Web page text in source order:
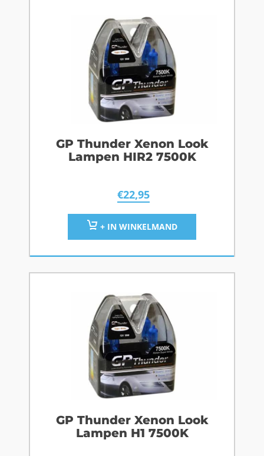
GP Thunder Xenon Look
Lampen HIR2 7500K
€22,95
+ IN WINKELMAND
GP Thunder Xenon Look
Lampen H1 7500K